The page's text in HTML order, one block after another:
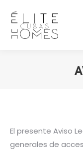
El presente Aviso
generales de